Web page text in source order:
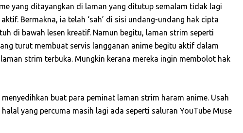
yang ditayangkan di laman yang ditutup semalam tidak lagi
Bermakna, ia telah ‘sah’ di sisi undang-undang hak cipta
di bawah lesen kreatif. Namun begitu, laman strim seperti
turut membuat servis langganan anime begitu aktif dalam
strim terbuka. Mungkin kerana mereka ingin membolot hak
buat para peminat laman strim haram anime. Usah
yang percuma masih lagi ada seperti saluran YouTube Muse